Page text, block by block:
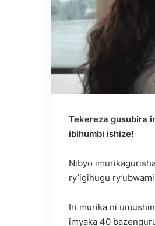
Tekereza gusubira
ibihumbi ishize!
Nibyo
ry’igihugu
Iri murika ni
imyaka 40